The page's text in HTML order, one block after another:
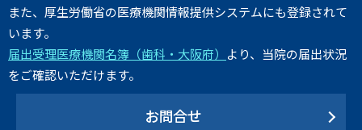
また、厚生労働省の医療機関情報提供システムにも登録されて
います。
届出受理医療機関名簿（歯科・大阪府） より、当院の届出状況
をご確認いただけます。
お問合せ